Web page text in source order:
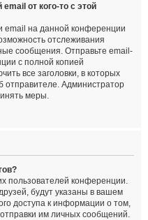
от кого-то с этой
email на данной конференции
отслеживания
сообщения. Отправьте email-
с полной копией
все заголовки, в которых
Администратор
меры.
пользователей конференции.
будут указаны в вашем
доступа к информации о том,
им личных сообщений.